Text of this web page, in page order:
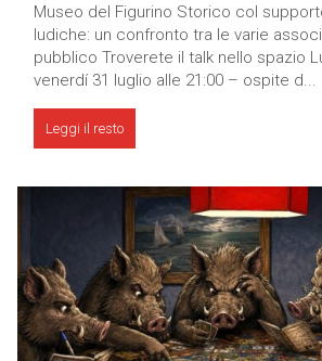
Museo del Figurino Storico col
ludiche: un confronto tra le varie
pubblico Troverete il talk nello spazio
venerdí 31 luglio alle 21:00 – ospite d...
Leggi il resto